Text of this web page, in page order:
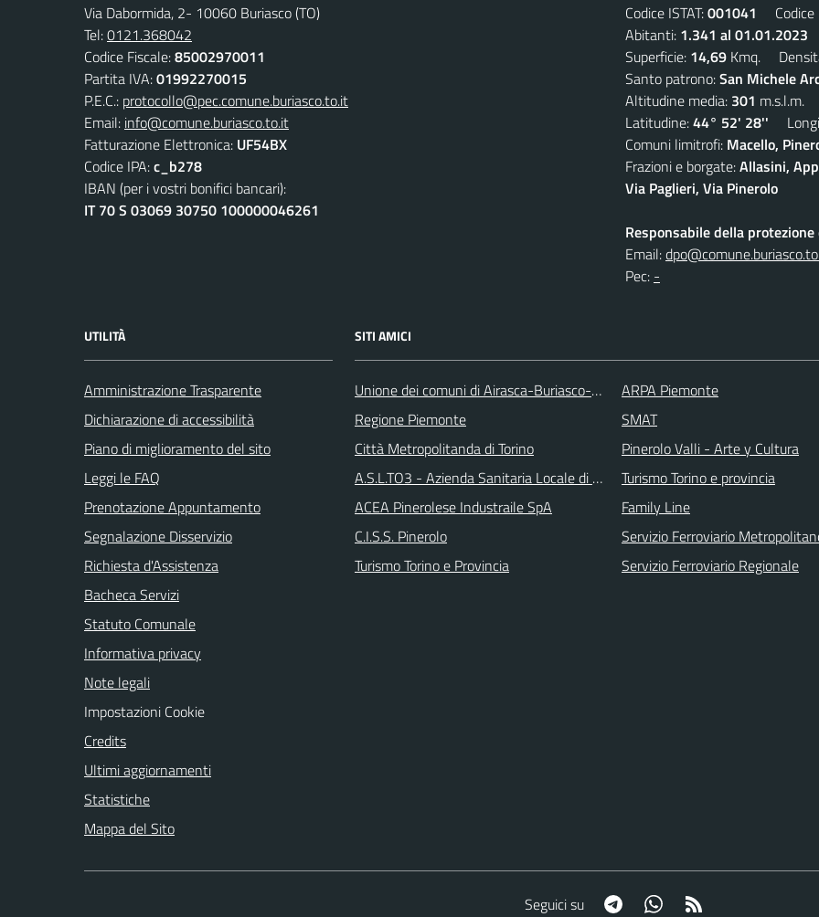
Via Dabormida, 2- 10060 Buriasco (TO)
Tel:0121.368042
Codice Fiscale:85002970011
Partita IVA:01992270015
P.E.C.: protocollo@pec.comune.buriasco.to.it
Email: info@comune.buriasco.to.it
Fatturazione Elettronica: UF54BX
Codice IPA:c_b278
IBAN (per i vostri bonifici bancari):
IT 70 S 03069 30750 100000046261
Codice ISTAT:001041 Codice
Abitanti: 1.341 al 01.01.2023
Superficie: 14,69 Kmq.
Santo patrono:San Michele
Altitudine media: 301 m.s.l.m.
Latitudine:44° 52' 28''
Comuni limitrofi: Macello,
Frazioni e borgate:Allasini,
Via Paglieri, Via Pinerolo
Responsabile della protezione
Email:
Pec: -
UTILITÀ
Amministrazione Trasparente
Dichiarazione di accessibilità
Piano di miglioramento del sito
Leggi le FAQ
Prenotazione Appuntamento
Segnalazione Disservizio
Richiesta d'Assistenza
Bacheca Servizi
Statuto Comunale
Informativa privacy
Note legali
Impostazioni Cookie
Credits
Ultimi aggiornamenti
Statistiche
Mappa del Sito
SITI AMICI
Unione dei comuni di Airasca-Buriasco-Scalenghe
Regione Piemonte
Città Metropolitanda di Torino
A.S.L.TO3 - Azienda Sanitaria Locale di Collegno e Pinerolo
ACEA Pinerolese Industraile SpA
C.I.S.S. Pinerolo
Turismo Torino e Provincia
ARPA Piemonte
SMAT
Pinerolo Valli - Arte y Cultura
Turismo Torino e provincia
Family Line
Servizio Ferroviario
Servizio Ferroviario Regionale
Seguici su Telegram Whatsapp